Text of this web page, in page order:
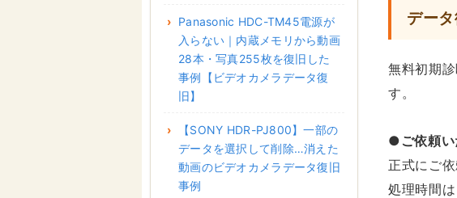
デー
無料初期
す。
●ご依頼い
正式にご
処理時間
Panasonic HDC-TM45電源が
入らない｜内蔵メモリから動画
28本・写真255枚を復旧した
事例【ビデオカメラデータ復
旧】
【SONY HDR-PJ800】一部の
データを選択して削除…消えた
動画のビデオカメラデータ復旧
事例